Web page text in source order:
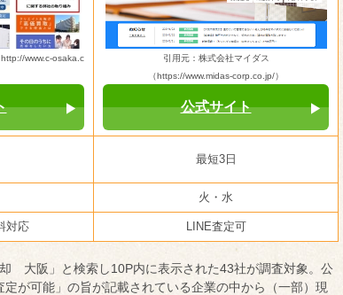
www.c-osaka.c
引用元：株式会社マイダス
（https://www.midas-corp.co.jp/）
公式サイト
最短3日
火・水
対応 LINE査定可
大阪」と検索し10P内に表示された43社が調査対象。公
が可能」の旨が記載されている企業の中から（一部）現